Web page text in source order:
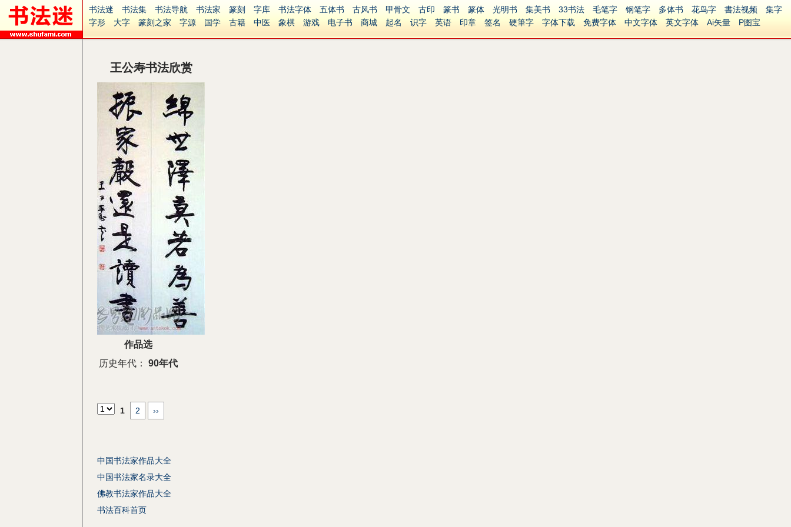
书法迷 书法集 书法导航 书法家 篆刻 字库 书法字体 五体书 古风书 甲骨文 古印 篆书 篆体 光明书 集美书 33书法 毛笔字 钢笔字 多体书 花鸟字 書法视频
集字
字形
大字 篆刻之家 字源 国学 古籍 中医 象棋 游戏 电子书 商城 起名 识字 英语 印章 签名 硬筆字 字体下载 免费字体 中文字体 英文字体 Ai矢量
P图宝
王公寿书法欣赏
作品选
历史年代：
90年代
1 2 ››
中国书法家作品大全
中国书法家名录大全
佛教书法家作品大全
书法百科首页